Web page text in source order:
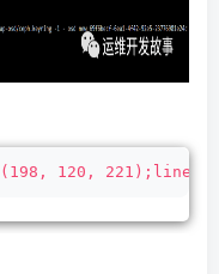
120, 221);line-